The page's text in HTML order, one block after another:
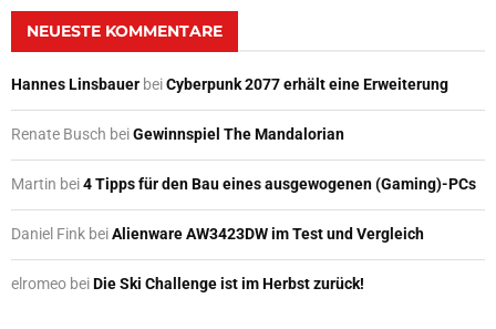
NEUESTE KOMMENTARE
Hannes Linsbauer beiCyberpunk 2077 erhält eine Erweiterung
Renate Busch beiGewinnspiel The Mandalorian
Martin bei4 Tipps für den Bau eines ausgewogenen (Gaming)-PCs
Daniel Fink beiAlienware AW3423DW im Test und Vergleich
elromeo beiDie Ski Challenge ist im Herbst zurück!